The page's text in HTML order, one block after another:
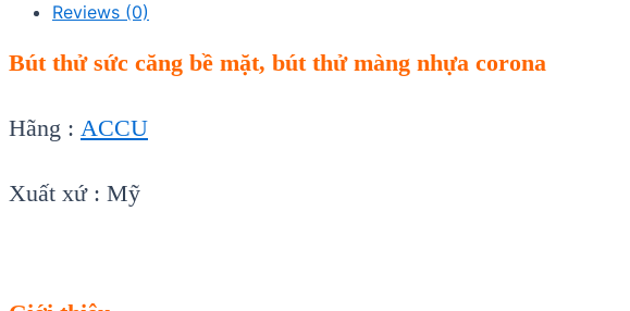
Reviews (0)
Bút thử sức căng bề mặt, bút thử màng nhựa corona
Hãng : ACCU
Xuất xứ : Mỹ